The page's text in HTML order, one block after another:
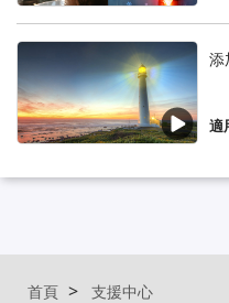
添
適
首頁 支援中心